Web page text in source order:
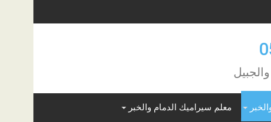
معلم سيراميك الدمام والخبر